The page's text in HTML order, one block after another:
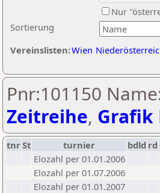
Sortierung
Nur
Vereinslisten:Wien
Pnr:101150
Zeitreihe, Grafik
tnrSt turnier bdld rd
Elozahl per 01.01.2006
Elozahl per 01.07.2006
Elozahl per 01.01.2007